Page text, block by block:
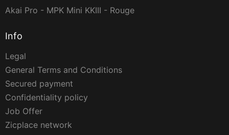
Akai Pro - MPK Mini KKIII - Rouge
Info
Legal
General Terms and Conditions
Secured payment
Confidentiality policy
Job Offer
Zicplace network